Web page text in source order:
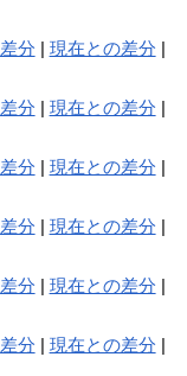
差分| 現在との差分|
差分| 現在との差分|
差分| 現在との差分|
差分| 現在との差分|
差分| 現在との差分|
差分| 現在との差分|